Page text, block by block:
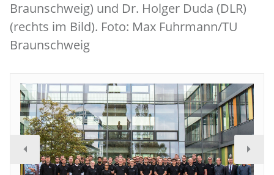
Braunschweig) und Dr. Holger Duda (DLR)
(rechts im Bild). Foto: Max Fuhrmann/TU
Braunschweig